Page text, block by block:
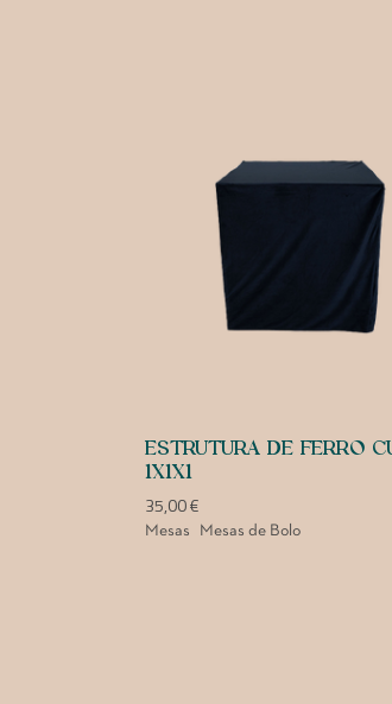
ESTRUTURA DE FERRO
1X1X1
35,00€
Mesas Mesas de Bolo